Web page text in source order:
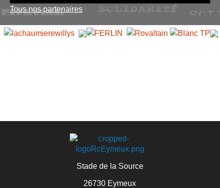
Tous nos partenaires
Stade de la Source
26730 Eymeux